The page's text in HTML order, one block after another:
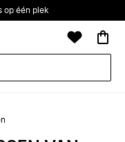
op één plek